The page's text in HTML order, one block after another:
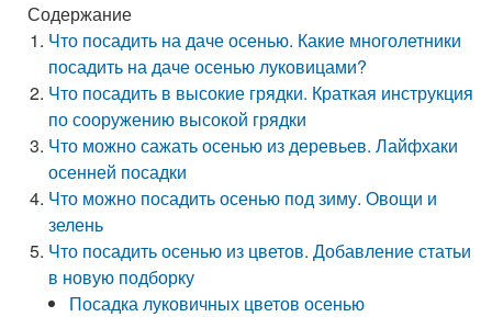
Содержание
Что посадить на даче осенью. Какие многолетники
посадить на даче осенью луковицами?
Что посадить в высокие грядки. Краткая инструкция
по сооружению высокой грядки
Что можно сажать осенью из деревьев. Лайфхаки
осенней посадки
Что можно посадить осенью под зиму. Овощи и
зелень
Что посадить осенью из цветов. Добавление статьи
в новую подборку
Посадка луковичных цветов осенью